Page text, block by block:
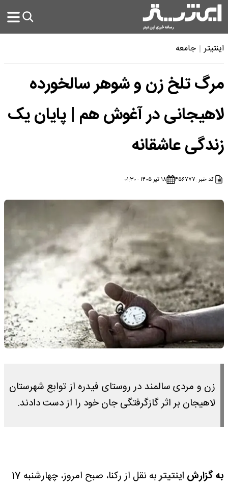
اینتیتر جامعه
مرگ تلخ زن و شوهر سالخورده
لاهیجانی در آغوش هم | پایان یک
زندگی عاشقانه
کد خبر :۴۵۶۷۷۷ ۱۸ تیر ۱۴۰۵ - ۰۱:۳۰
زن و مردی سالمند در روستای فیدره از توابع شهرستان
لاهیجان بر اثر گازگرفتگی جان خود را از دست دادند.
به گزارشاینتیتر
به نقل از رکنا، صبح امروز، چهارشنبه 17